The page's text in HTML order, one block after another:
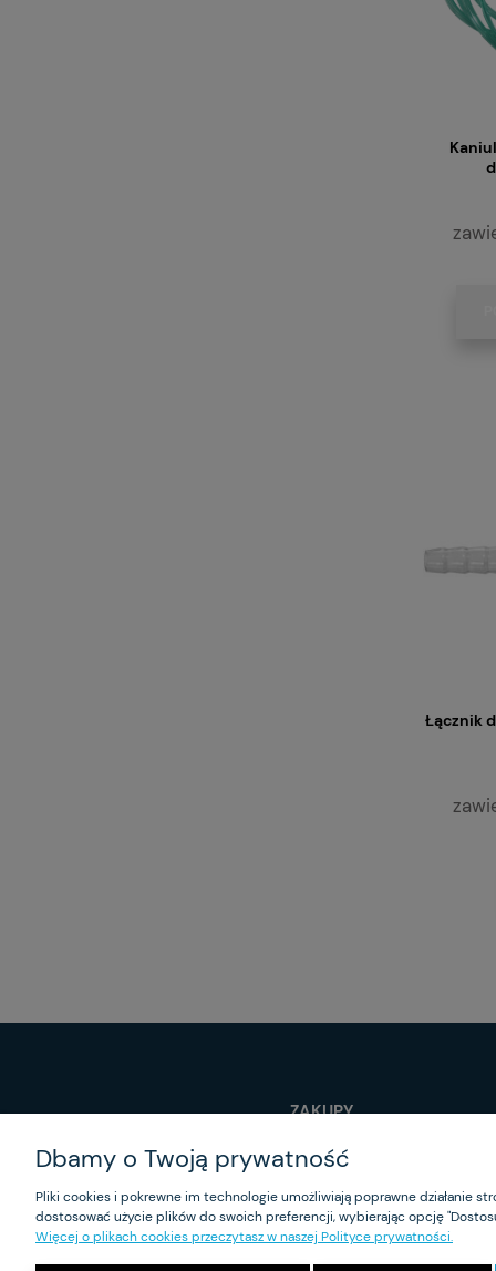
Łącznik
ZAKUPY
Czas realizacji zamówienia
Formy płatności
Koszt dostawy
Reklamacje i zwroty
Dbamy o Twoją prywatność
Pliki cookies i pokrewne im technologie umożliwiają poprawne działanie
dostosować użycie plików do swoich preferencji, wybierając opcję
Więcej o plikach cookies przeczytasz w naszej Polityce prywatności.